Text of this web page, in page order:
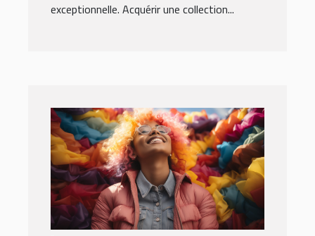
exceptionnelle. Acquérir une collection...